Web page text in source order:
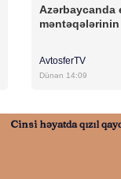
Azərbaycanda
məntəqələrinin
AvtosferTV
Dünən 14:09